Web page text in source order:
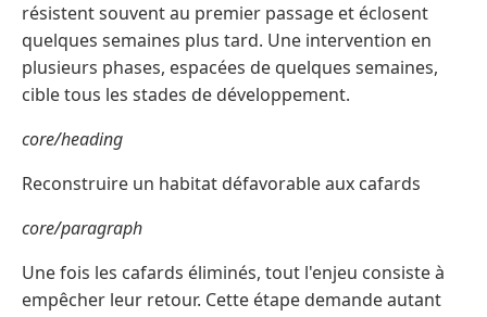
résistent souvent au premier passage et éclosent
quelques semaines plus tard. Une intervention en
plusieurs phases, espacées de quelques semaines,
cible tous les stades de développement.
core/heading
Reconstruire un habitat défavorable aux cafards
core/paragraph
Une fois les cafards éliminés, tout l'enjeu consiste à
empêcher leur retour. Cette étape demande autant